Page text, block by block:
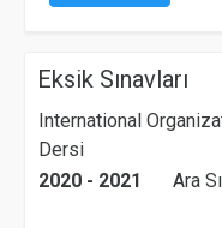
Eksik Sınavları
International
Dersi
2020 - 2021
Ara